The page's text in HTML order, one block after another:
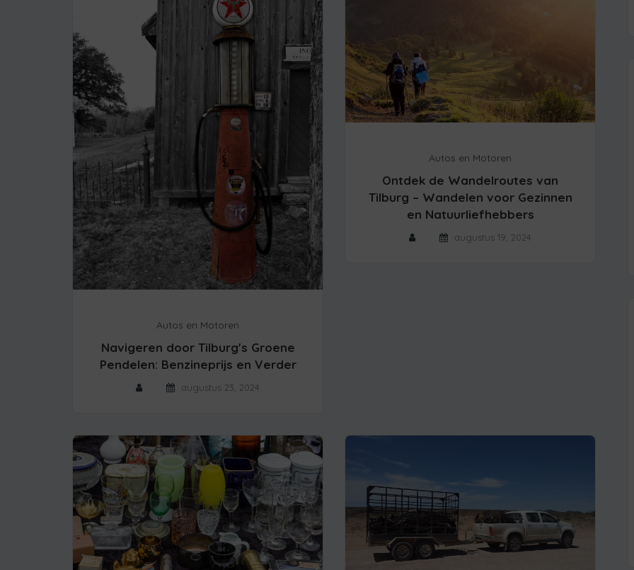
Autos en Motoren
Navigeren door Tilburg's Groene
Pendelen: Benzineprijs en Verder
augustus 23, 2024
Autos en Motoren
Ontdek de Wandelroutes van
Tilburg – Wandelen voor Gezinnen
en Natuurliefhebbers
augustus 19, 2024